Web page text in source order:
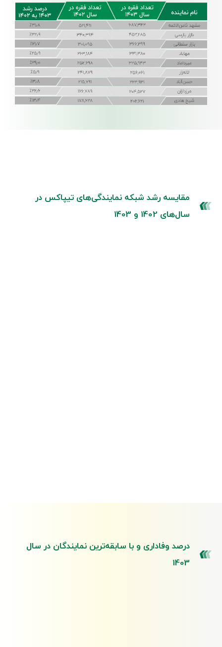
مقایسه رشد شبکه نمایندگی‌های تیپاکس در
سال‌های 1402 و 1403
درصد وفاداری و با سابقه‌ترین نمایندگان در سال
1403